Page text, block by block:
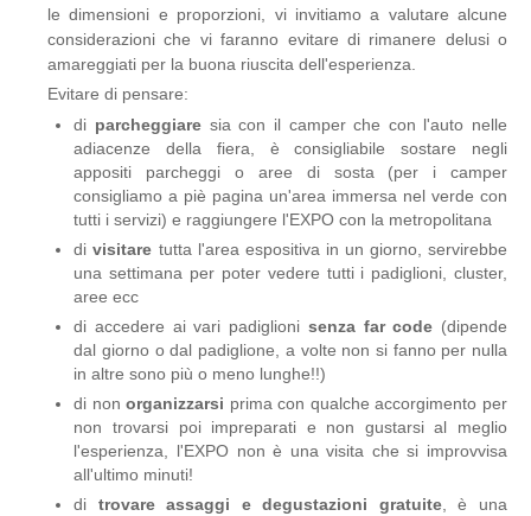
le dimensioni e proporzioni, vi invitiamo a valutare alcune
considerazioni che vi faranno evitare di rimanere delusi o
amareggiati per la buona riuscita dell'esperienza.
Evitare di pensare:
di parcheggiare sia con il camper che con l'auto nelle
adiacenze della fiera, è consigliabile sostare negli
appositi parcheggi o aree di sosta (per i camper
consigliamo a piè pagina un'area immersa nel verde con
tutti i servizi) e raggiungere l'EXPO con la metropolitana
divisitare tutta l'area espositiva in un giorno, servirebbe
una settimana per poter vedere tutti i padiglioni, cluster,
aree ecc
di accedere ai vari padiglioni senza far code (dipende
dal giorno o dal padiglione, a volte non si fanno per nulla
in altre sono più o meno lunghe!!)
di nonorganizzarsi prima con qualche accorgimento per
non trovarsi poi impreparati e non gustarsi al meglio
l'esperienza, l'EXPO non è una visita che si improvvisa
all'ultimo minuti!
di trovare assaggi e degustazioni gratuite, è una